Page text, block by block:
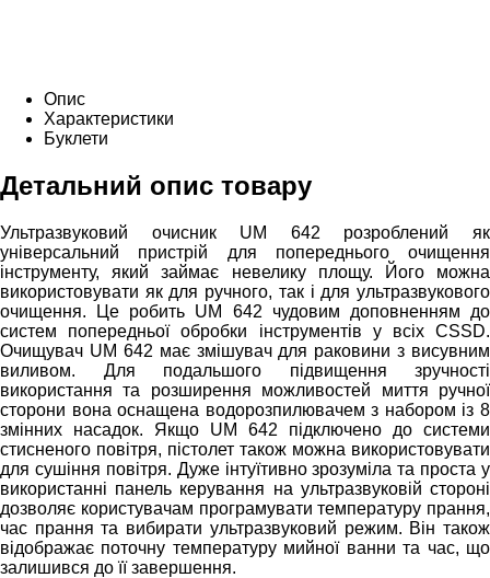
Опис
Характеристики
Буклети
Детальний опис товару
Ультразвуковий очисник UM 642 розроблений як
універсальний пристрій для попереднього очищення
інструменту, який займає невелику площу. Його можна
використовувати як для ручного, так і для ультразвукового
очищення. Це робить UM 642 чудовим доповненням до
систем попередньої обробки інструментів у всіх CSSD.
Очищувач UM 642 має змішувач для раковини з висувним
виливом. Для подальшого підвищення зручності
використання та розширення можливостей миття ручної
сторони вона оснащена водорозпилювачем з набором із 8
змінних насадок. Якщо UM 642 підключено до системи
стисненого повітря, пістолет також можна використовувати
для сушіння повітря. Дуже інтуїтивно зрозуміла та проста у
використанні панель керування на ультразвуковій стороні
дозволяє користувачам програмувати температуру прання,
час прання та вибирати ультразвуковий режим. Він також
відображає поточну температуру мийної ванни та час, що
залишився до її завершення.